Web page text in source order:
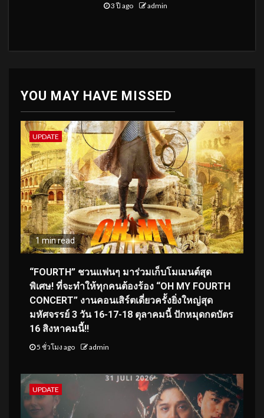
3 ปี ago admin
YOU MAY HAVE MISSED
UPDATE
1 min read
“FOURTH” ชวนแฟนๆ มาร่วมเก็บโมเมนต์สุด
พิเศษ! ที่จะทำให้ทุกคนต้องร้อง “OH MY FOURTH
CONCERT” งานคอนเสิร์ตเดี่ยวครั้งยิ่งใหญ่สุด
มหัศจรรย์ 3 วัน 16-17-18 ตุลาคมนี้ ปักหมุดกดบัตร
16 สิงหาคมนี้!!
5 ชั่วโมง ago admin
UPDATE